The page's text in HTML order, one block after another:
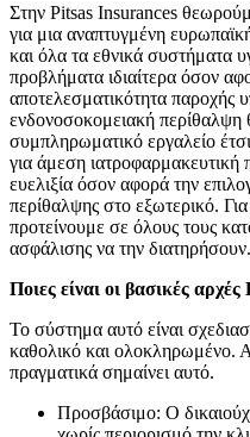
Στην Pitsas Insurances
για μια αναπτυγμένη
και όλα τα εθνικά συστήματα
προβλήματα ιδιαίτερα όσον
αποτελεσματικότητα παροχής
ενδονοσοκομειακή περίθαλψη
συμπληρωματικό εργαλείο
για άμεση
ευελιξία όσον αφορά την
περίθαλψης στο εξωτερικό.
προτείνουμε σε όλους τους
ασφάλισης να την διατηρήσουν.
Ποιες είναι οι βασικές
Το σύστημα αυτό είναι
καθολικό και ολοκληρωμένο.
πραγματικά σημαίνει αυτό.
Προσβάσιμο: Ο